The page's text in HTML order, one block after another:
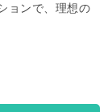
ョンで、理想の